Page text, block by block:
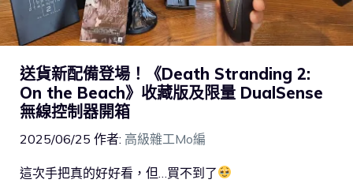
送貨新配備登場！《Death Stranding 2:
On the Beach》收藏版及限量 DualSense
無線控制器開箱
2025/06/25 作者: 高級雜工Mo編
這次手把真的好好看，但…買不到了